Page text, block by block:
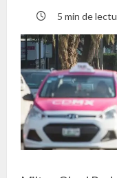
5 min de